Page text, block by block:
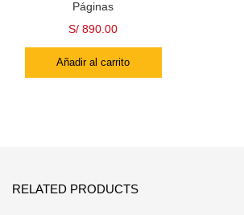
Páginas
S/ 890.00
Añadir al carrito
RELATED PRODUCTS